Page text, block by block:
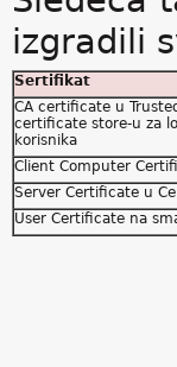
izgradili
Sertifikat
CA certificate u
certificate store-u za
korisnika
Client Computer
Server Certificate u
User Certificate na